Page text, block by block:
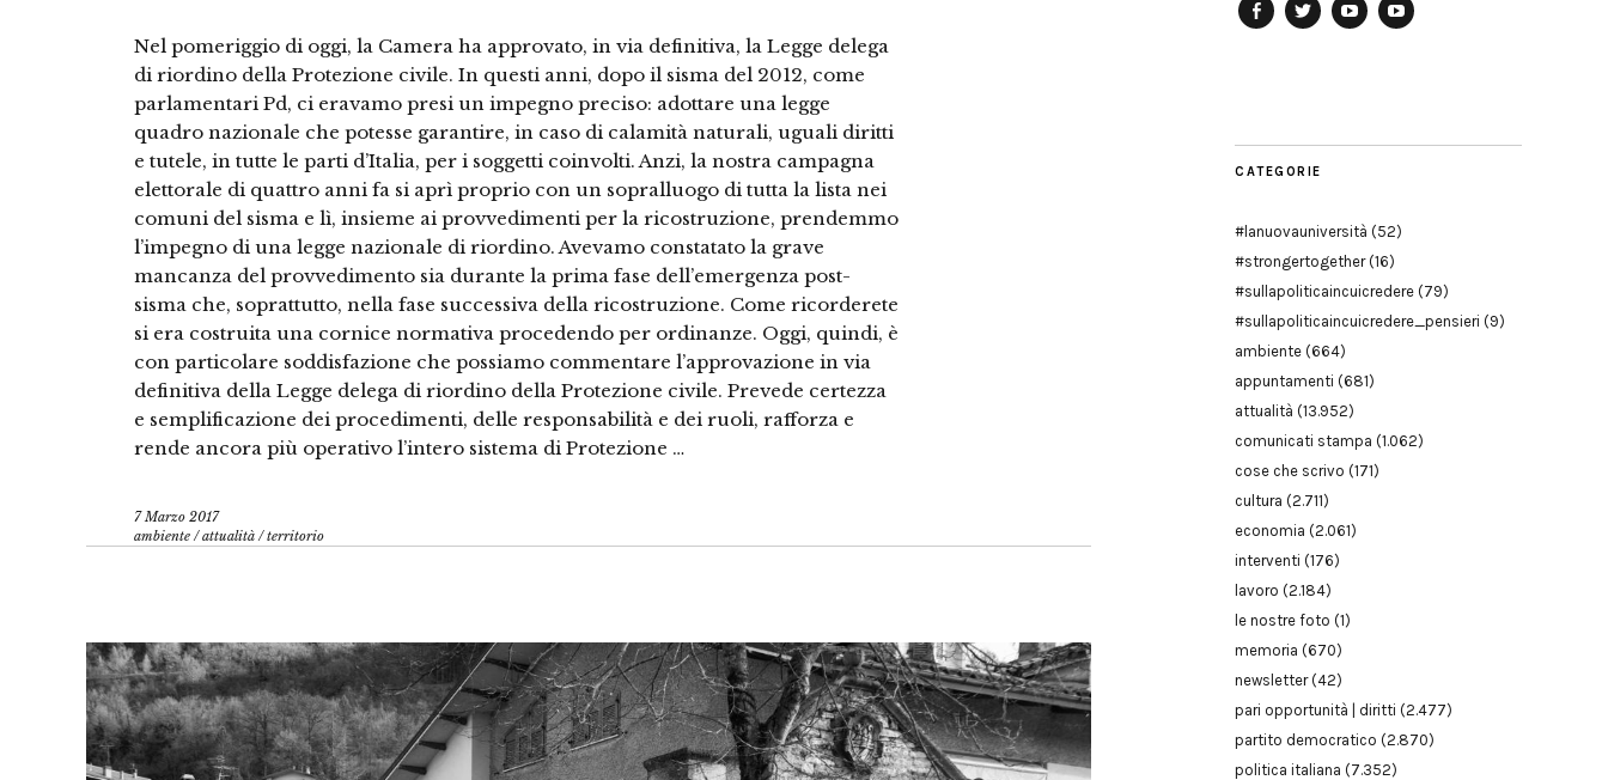
Nel pomeriggio di oggi, la Camera ha approvato, in via definitiva, la Legge delega
di riordino della Protezione civile. In questi anni, dopo il sisma del 2012, come
parlamentari Pd, ci eravamo presi un impegno preciso: adottare una legge
quadro nazionale che potesse garantire, in caso di calamità naturali, uguali diritti
e tutele, in tutte le parti d’Italia, per i soggetti coinvolti. Anzi, la nostra campagna
elettorale di quattro anni fa si aprì proprio con un sopralluogo di tutta la lista nei
comuni del sisma e lì, insieme ai provvedimenti per la ricostruzione, prendemmo
l’impegno di una legge nazionale di riordino. Avevamo constatato la grave
mancanza del provvedimento sia durante la prima fase dell’emergenza post-
sisma che, soprattutto, nella fase successiva della ricostruzione. Come ricorderete
si era costruita una cornice normativa procedendo per ordinanze. Oggi, quindi, è
con particolare soddisfazione che possiamo commentare l’approvazione in via
definitiva della Legge delega di riordino della Protezione civile. Prevede certezza
e semplificazione dei procedimenti, delle responsabilità e dei ruoli, rafforza e
rende ancora più operativo l’intero sistema di Protezione …
7 Marzo 2017
ambiente /attualità /territorio
CATEGORIE
#lanuovauniversità (52)
#strongertogether(16)
#sullapoliticaincuicredere (79)
#sullapoliticaincuicredere_pensieri (9)
ambiente (664)
appuntamenti (681)
attualità (13.952)
comunicati stampa (1.062)
cose che scrivo (171)
cultura (2.711)
economia (2.061)
interventi (176)
lavoro (2.184)
le nostre foto (1)
memoria (670)
newsletter(42)
pari opportunità | diritti (2.477)
partito democratico (2.870)
politica italiana (7.352)